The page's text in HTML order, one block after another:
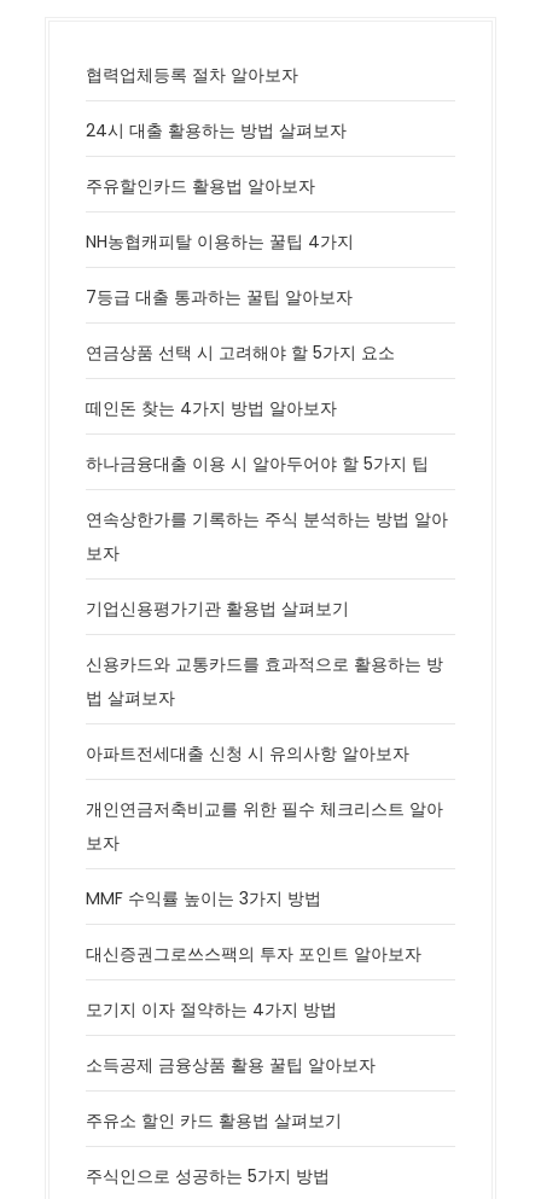
협력업체등록 절차 알아보자
24시 대출 활용하는 방법 살펴보자
주유할인카드 활용법 알아보자
NH농협캐피탈 이용하는 꿀팁 4가지
7등급 대출 통과하는 꿀팁 알아보자
연금상품 선택 시 고려해야 할 5가지 요소
떼인돈 찾는 4가지 방법 알아보자
하나금융대출 이용 시 알아두어야 할 5가지 팁
연속상한가를 기록하는 주식 분석하는 방법 알아
보자
기업신용평가기관 활용법 살펴보기
신용카드와 교통카드를 효과적으로 활용하는 방
법 살펴보자
아파트전세대출 신청 시 유의사항 알아보자
개인연금저축비교를 위한 필수 체크리스트 알아
보자
MMF 수익률 높이는 3가지 방법
대신증권그로쓰스팩의 투자 포인트 알아보자
모기지 이자 절약하는 4가지 방법
소득공제 금융상품 활용 꿀팁 알아보자
주유소 할인 카드 활용법 살펴보기
주식인으로 성공하는 5가지 방법